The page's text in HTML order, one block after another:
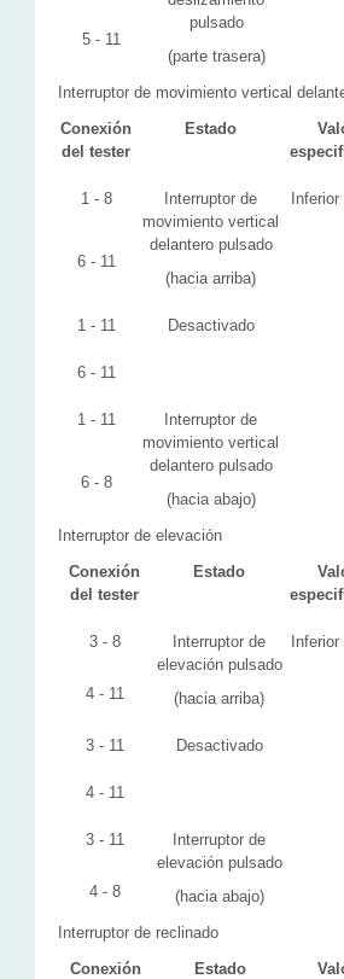
pulsado
(parte trasera)
5 - 11
Interruptor de movimiento vertical
Conexión
del tester
Estado
1 - 8
Interruptor de
movimiento vertical
delantero pulsado
(hacia arriba)
6 - 11
1 - 11 Desactivado
6 - 11
1 - 11
Interruptor de
movimiento vertical
delantero pulsado
(hacia abajo)
6 - 8
Interruptor de elevación
Conexión
del tester
Estado
3 - 8
Interruptor de
elevación pulsado
(hacia arriba)
4 - 11
3 - 11 Desactivado
4 - 11
3 - 11
Interruptor de
elevación pulsado
(hacia abajo)
4 - 8
Interruptor de reclinado
Conexión
Estado